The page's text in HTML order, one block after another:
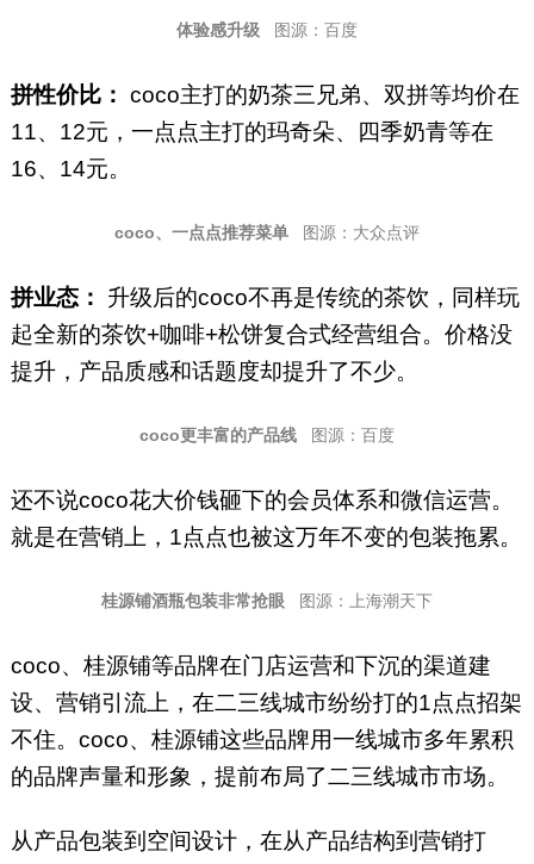
体验感升级 图源：百度
拼性价比： coco主打的奶茶三兄弟、双拼等均价在
11、12元，一点点主打的玛奇朵、四季奶青等在
16、14元。
coco、一点点推荐菜单 图源：大众点评
拼业态： 升级后的coco不再是传统的茶饮，同样玩
起全新的茶饮+咖啡+松饼复合式经营组合。价格没
提升，产品质感和话题度却提升了不少。
coco更丰富的产品线 图源：百度
还不说coco花大价钱砸下的会员体系和微信运营。
就是在营销上，1点点也被这万年不变的包装拖累。
桂源铺酒瓶包装非常抢眼 图源：上海潮天下
coco、桂源铺等品牌在门店运营和下沉的渠道建
设、营销引流上，在二三线城市纷纷打的1点点招架
不住。coco、桂源铺这些品牌用一线城市多年累积
的品牌声量和形象，提前布局了二三线城市市场。
从产品包装到空间设计，在从产品结构到营销打